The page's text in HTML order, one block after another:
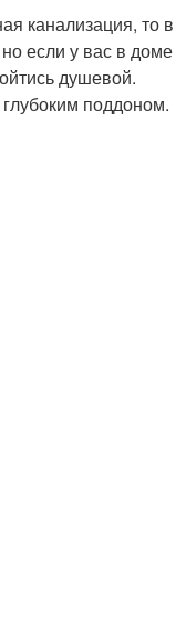
канализация, то в
если у вас в доме
душевой.
поддоном.